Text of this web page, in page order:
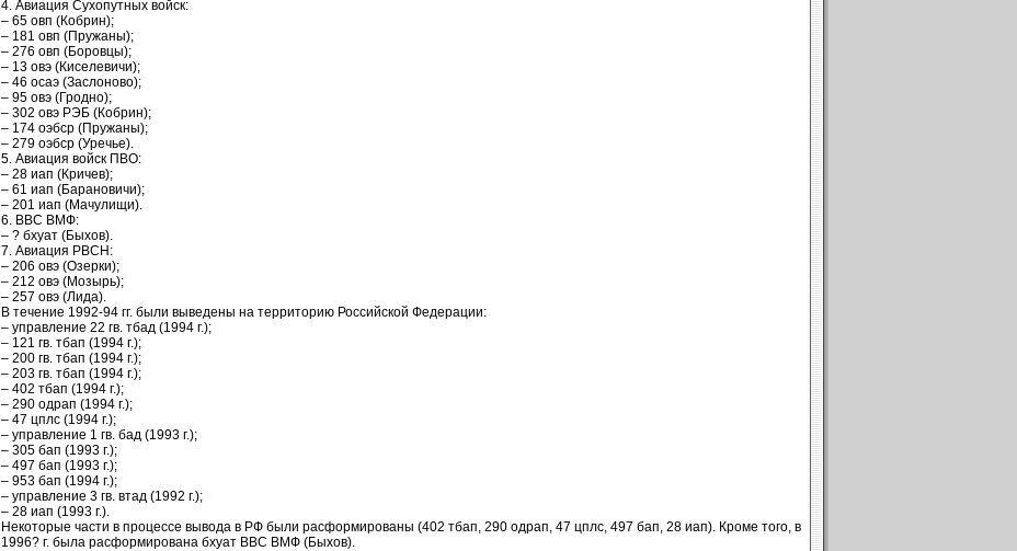
4. Авиация Сухопутных войск:
– 65 овп (Кобрин);
– 181 овп (Пружаны);
– 276 овп (Боровцы);
– 13 овэ (Киселевичи);
– 46 осаэ (Заслоново);
– 95 овэ (Гродно);
– 302 овэ РЭБ (Кобрин);
– 174 оэбср (Пружаны);
– 279 оэбср (Уречье).
5. Авиация войск ПВО:
– 28 иап (Кричев);
– 61 иап (Барановичи);
– 201 иап (Мачулищи).
6. ВВС ВМФ:
– ? бхуат (Быхов).
7. Авиация РВСН:
– 206 овэ (Озерки);
– 212 овэ (Мозырь);
– 257 овэ (Лида).
В течение 1992-94 гг. были выведены на территорию Российской Федерации:
– управление 22 гв. тбад (1994 г.);
– 121 гв. тбап (1994 г.);
– 200 гв. тбап (1994 г.);
– 203 гв. тбап (1994 г.);
– 402 тбап (1994 г.);
– 290 одрап (1994 г.);
– 47 цплс (1994 г.);
– управление 1 гв. бад (1993 г.);
– 305 бап (1993 г.);
– 497 бап (1993 г.);
– 953 бап (1994 г.);
– управление 3 гв. втад (1992 г.);
– 28 иап (1993 г.).
Некоторые части в процессе вывода в РФ были расформированы (402 тбап, 290 одрап, 47 цплс, 497 бап, 28 иап). Кроме того, в
1996? г. была расформирована бхуат ВВС ВМФ (Быхов).